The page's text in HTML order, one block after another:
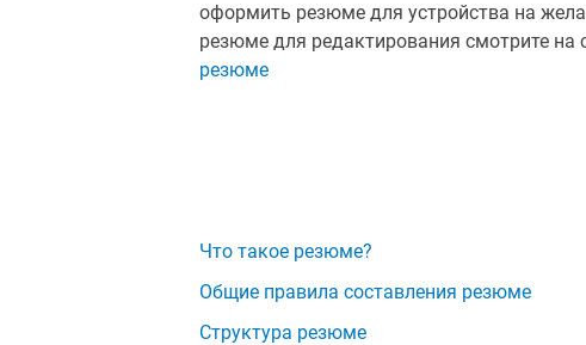
оформить резюме для устройства на
резюме для редактирования смотрите на
резюме
Что такое резюме?
Общие правила составления резюме
Структура резюме